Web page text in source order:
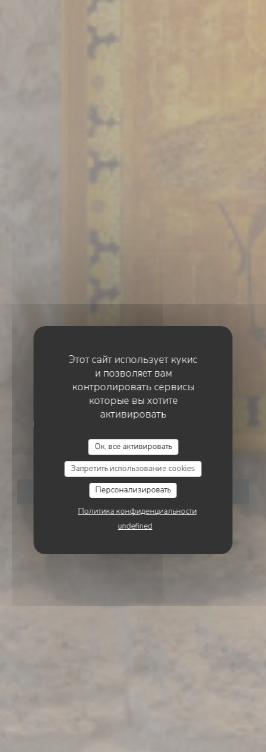
Этот сайт использует кукис
и позволяет вам
контролировать сервисы
которые вы хотите
активировать
Ок, все активировать
Запретить использование cookies
Персонализировать
Политика конфиденциальности
undefined
ВИНО-БИСТРО-РЕСТОРАННЫЙ БАР
SAGAN
ЗАБРОНИРОВАТЬ СТОЛИК
SAGAN